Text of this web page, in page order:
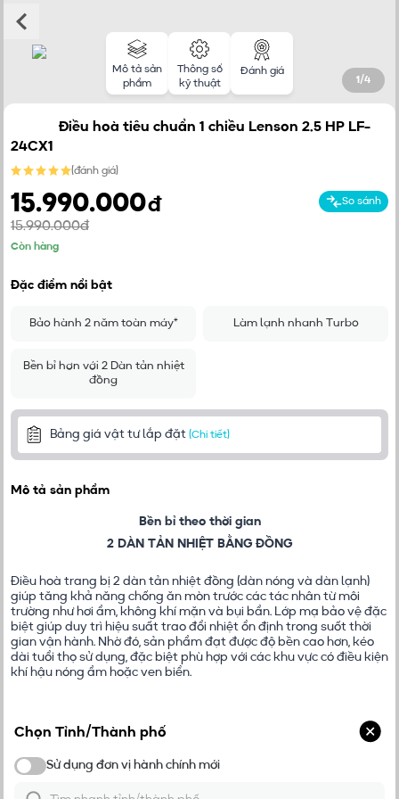
1 /4
Mô tả sản
phẩm
Thông số
kỹ thuật
Đánh giá
Điều hoà tiêu chuẩn 1 chiều Lenson 2.5 HP LF-
24CX1
(đánh giá)
So sánh
15.990.000đ
15.990.000đ
Còn hàng
Đặc điểm nổi bật
Bảo hành 2 năm toàn máy* Làm lạnh nhanh Turbo
Bền bỉ hơn với 2 Dàn tản nhiệt
đồng
Bảng giá vật tư lắp đặt (Chi tiết)
Mô tả sản phẩm
Bền bỉ theo thời gian
2 DÀN TẢN NHIỆT BẰNG ĐỒNG
Điều hoà trang bị 2 dàn tản nhiệt đồng (dàn nóng và dàn lạnh)
giúp tăng khả năng chống ăn mòn trước các tác nhân từ môi
trường như hơi ẩm, không khí mặn và bụi bẩn. Lớp mạ bảo vệ đặc
biệt giúp duy trì hiệu suất trao đổi nhiệt ổn định trong suốt thời
gian vận hành. Nhờ đó, sản phẩm đạt được độ bền cao hơn, kéo
dài tuổi thọ sử dụng, đặc biệt phù hợp với các khu vực có điều kiện
khí hậu nóng ẩm hoặc ven biển.
Chế độ làm lạnh nhanh Turbo
MÁT NHANH TỨC THÌ
Chế độ Turbo được thiết kế để tăng tốc quá trình làm lạnh trong
Chọn Tỉnh/Thành phố
Đơn vị hành chính mới
Sử dụng đơn vị hành chính mới